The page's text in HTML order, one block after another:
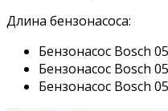
Длина бензонасоса:
Бензонасос Bosch
Бензонасос Bosch
Бензонасос Bosch